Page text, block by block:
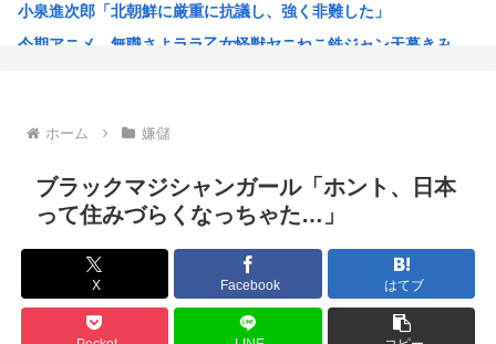
富裕層の｢ペット離れ｣が止まらない・・・
小泉進次郎「北朝鮮に厳重に抗議し、強く非難した」
今期アニメ、無職さよララ乙女怪獣ヤニねこ鉄ジャン天幕きみ...
トランプ大統領、イランとの戦闘「近く終結するだろう」と表...
海外の反応：韓国サッカー協会、国際審判員らを性接待
「作り込んである高尚アニメ」なんかよりも「心の揺れ動く少...
ひなこのーと作者、顔と一緒に乳首を晒すも抜けない
中国新聞「高市総理は非核三原則堅持をはっきり言わなかった...
ホーム 嫌儲
ブラックマジシャンガール「ホント、日本
って住みづらくなっちゃた…」
X Facebook はてブ